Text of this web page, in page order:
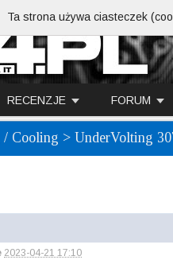
RECENZJE FORUM
/ Cooling > UnderVolting
2023-04-21 17:10
Ta strona używa ciasteczek